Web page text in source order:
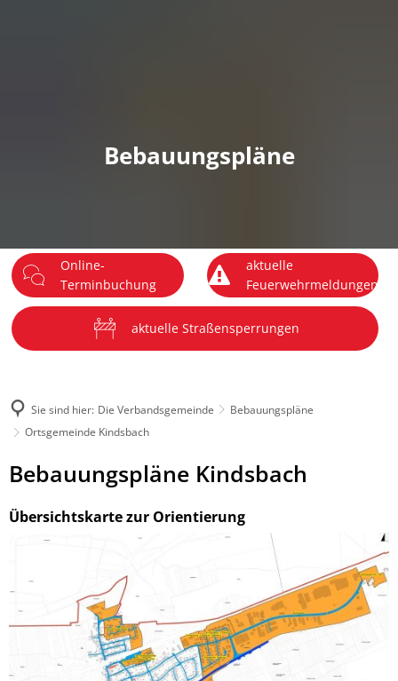
Bebauungspläne
Online-
Terminbuchung
aktuelle
Feuerwehrmeldungen
aktuelle Straßensperrungen
Sie sind hier: Die Verbandsgemeinde
Bebauungspläne
Ortsgemeinde Kindsbach
Ortsgemeinde
Kindsbach
Bebauungspläne Kindsbach
Übersichtskarte zur Orientierung